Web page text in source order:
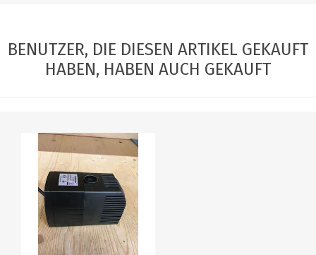
BENUTZER, DIE DIESEN ARTIKEL GEKAUFT
HABEN, HABEN AUCH GEKAUFT